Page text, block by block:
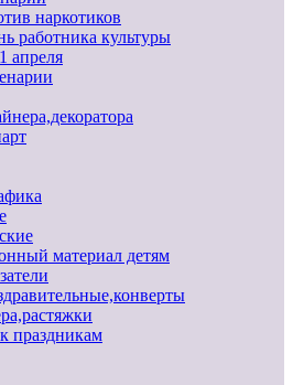
наркотиков
работника культуры
апреля
материал детям
праздникам